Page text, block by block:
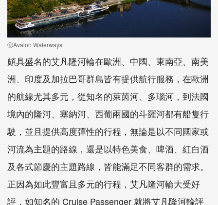
ⓒAvalon Waterways
頗具盛名的艾凡隆河輪在歐洲、中國、東南亞、南美
洲、印度及加拉巴哥群島皆有提供航行服務，在歐洲
的航線尤其多元，從知名的萊茵河、多瑙河，到法國
境內的隆河、塞納河、西葡兩國的斗羅河都有船隻行
駛，並且提供高度彈性的行程，無論是以不同國家或
河流為主題的路線，還是以特色美食、啤酒、紅白酒
及各式節慶的主題路線，皆能滿足不同客群的需求。
正因為如此豐富且多元的行程，艾凡隆河輪大受好
評，如知名的 Cruise Passenger 就將艾凡隆河輪評